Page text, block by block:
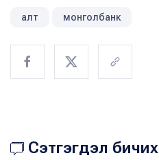
алт монголбанк
Сэтгэгдэл бичих